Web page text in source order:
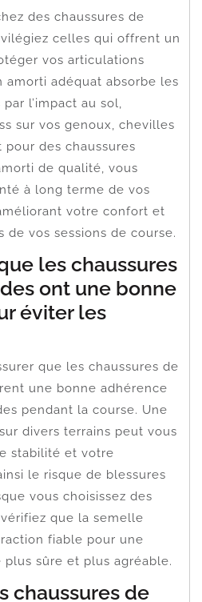
des chaussures de
celles qui offrent un
vos articulations
amorti adéquat absorbe les
l’impact au sol,
sur vos genoux, chevilles
des chaussures
de qualité, vous
à long terme de vos
votre confort et
de vos sessions de course.
les chaussures
ont une bonne
éviter les
que les chaussures de
une bonne adhérence
pendant la course. Une
divers terrains peut vous
stabilité et votre
le risque de blessures
vous choisissez des
que la semelle
fiable pour une
sûre et plus agréable.
chaussures de